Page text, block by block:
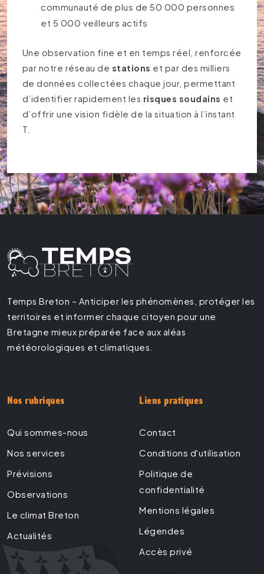
communauté de plus de 50 000 personnes
et 5 000 veilleurs actifs
Une observation fine et en temps réel, renforcée
par notre réseau de stations et par des milliers
de données collectées chaque jour, permettant
d’identifier rapidement les risques soudains et
d’offrir une vision fidèle de la situation à l’instant
T.
Temps Breton – Anticiper les phénomènes, protéger les
territoires et informer chaque citoyen pour une
Bretagne mieux préparée face aux aléas
météorologiques et climatiques.
Nos rubriques
Qui sommes-nous
Nos services
Prévisions
Observations
Le climat Breton
Actualités
Liens pratiques
Contact
Conditions d'utilisation
Politique de
confidentialité
Mentions légales
Légendes
Accès privé